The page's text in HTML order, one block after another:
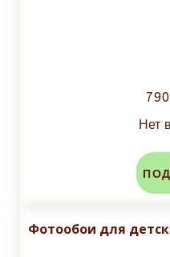
Нет
Фотообои для